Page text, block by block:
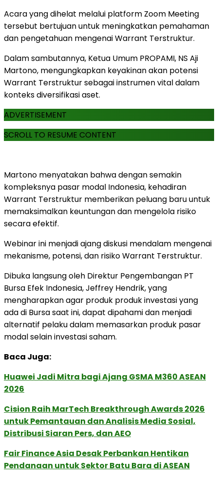
Acara yang dihelat melalui platform Zoom Meeting
tersebut bertujuan untuk meningkatkan pemahaman
dan pengetahuan mengenai Warrant Terstruktur.
Dalam sambutannya, Ketua Umum PROPAMI, NS Aji
Martono, mengungkapkan keyakinan akan potensi
Warrant Terstruktur sebagai instrumen vital dalam
konteks diversifikasi aset.
ADVERTISEMENT
SCROLL TO RESUME CONTENT
Martono menyatakan bahwa dengan semakin
kompleksnya pasar modal Indonesia, kehadiran
Warrant Terstruktur memberikan peluang baru untuk
memaksimalkan keuntungan dan mengelola risiko
secara efektif.
Webinar ini menjadi ajang diskusi mendalam mengenai
mekanisme, potensi, dan risiko Warrant Terstruktur.
Dibuka langsung oleh Direktur Pengembangan PT
Bursa Efek Indonesia, Jeffrey Hendrik, yang
mengharapkan agar produk produk investasi yang
ada di Bursa saat ini, dapat dipahami dan menjadi
alternatif pelaku dalam memasarkan produk pasar
modal selain investasi saham.
Baca Juga:
Huawei Jadi Mitra bagi Ajang GSMA M360 ASEAN
2026
Cision Raih MarTech Breakthrough Awards 2026
untuk Pemantauan dan Analisis Media Sosial,
Distribusi Siaran Pers, dan AEO
Fair Finance Asia Desak Perbankan Hentikan
Pendanaan untuk Sektor Batu Bara di ASEAN